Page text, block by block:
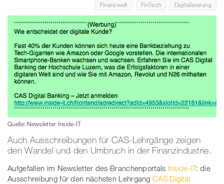
Finanzwelt
FinTech Digitalisierung
Quelle: Newsletter Inside-IT
Auch Ausschreibungen für CAS-Lehrgänge zeigen
den Wandel und den Umbruch in der Finanzindustrie.
Aufgefallen im Newsletter des Branchenportals Inside-IT: die
Ausschreibung für den nächsten LehrgangCAS Digital